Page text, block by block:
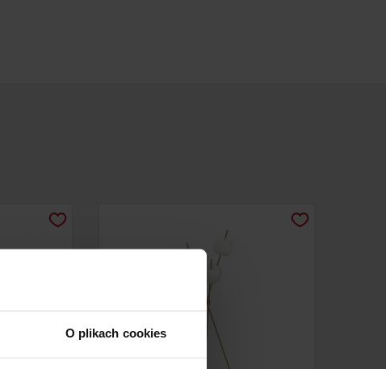
O plikach cookies